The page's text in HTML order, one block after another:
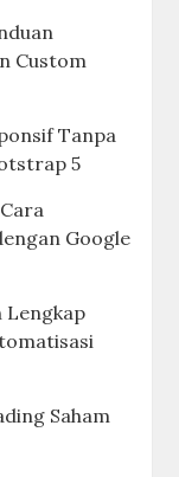
Custom
Tanpa
5
Google
Lengkap
Saham